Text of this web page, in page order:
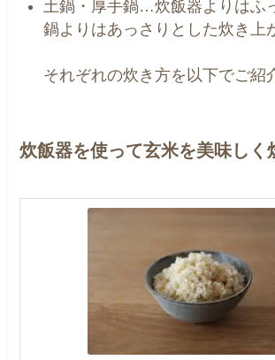
土鍋・厚手鍋…炊飯器よりはふ
鍋よりはあっさりとした炊き上
それぞれの炊き方を以下でご紹
炊飯器を使って玄米を美味しく